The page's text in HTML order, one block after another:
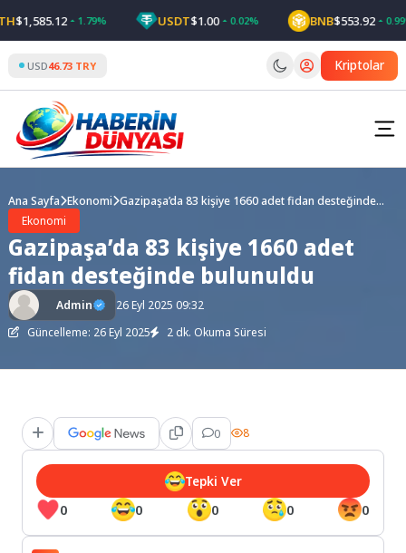
to
content
1.79% USDT$1.00 0.02% BNB$553.92 0.99%
USD46.73 TRY Kriptolar
Ana Sayfa Ekonomi Gazipaşa’da 83 kişiye 1660 adet fidan desteğinde
Ekonomi
Gazipaşa’da 83 kişiye 1660 adet
fidan desteğinde bulunuldu
Admin
26 Eyl 2025 09:32
Güncelleme: 26 Eyl 2025
2 dk. Okuma Süresi
0 8
0 0 0 0 0
Tepki Ver